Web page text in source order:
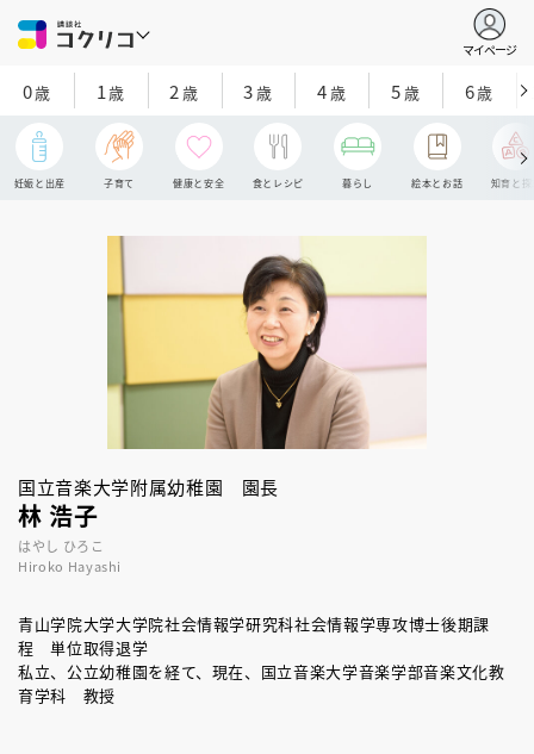
マイページ
0歳 1歳 2 歳 3歳 4歳 5歳 6歳
妊娠と出産 子育て 健康と安全 食とレシピ 暮らし 絵本とお話 知育と探
国立音楽大学附属幼稚園 園長
林 浩子
はやし ひろこ
Hiroko Hayashi
青山学院大学大学院社会情報学研究科社会情報学専攻博士後期課
程 単位取得退学
私立、公立幼稚園を経て、現在、国立音楽大学音楽学部音楽文化教
育学科 教授